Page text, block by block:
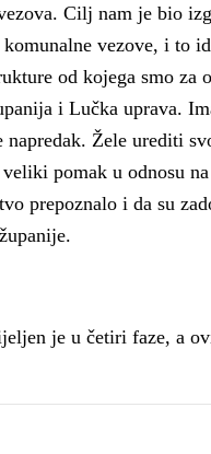
Cilj nam je bio
vezove, i to
od kojega smo za
i Lučka uprava.
Žele urediti
pomak u odnosu
prepoznalo i da su
je u četiri faze, a